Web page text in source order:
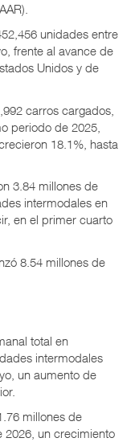
unidades entre
frente al avance de
Unidos y de
carros cargados,
periodo de 2025,
18.1%, hasta
3.84 millones de
intermodales en
en el primer cuarto
8.54 millones de
total en
intermodales
un aumento de
millones de
2026, un crecimiento